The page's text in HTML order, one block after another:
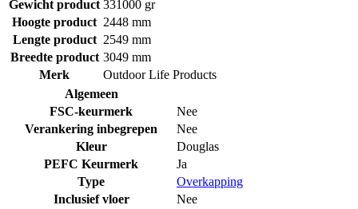
Gewicht product 331000 gr
Hoogte product 2448 mm
Lengte product 2549 mm
Breedte product 3049 mm
Merk
Outdoor Life Products
Algemeen
FSC-keurmerk
Nee
Verankering inbegrepen
Nee
Kleur
Douglas
PEFC Keurmerk
Ja
Type
Overkapping
Inclusief vloer
Nee